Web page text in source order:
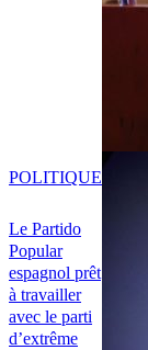
Le Partido
Popular
espagnol prêt
à travailler
avec le parti
d’extrême
POLITIQUE